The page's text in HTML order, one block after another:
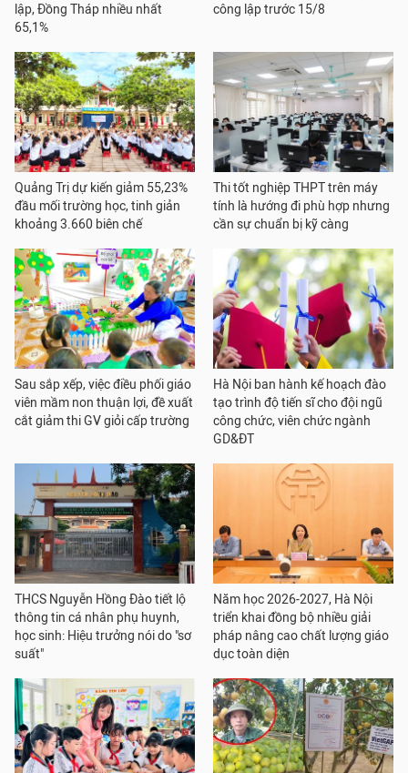
lập, Đồng Tháp nhiều nhất
65,1%
công lập trước 15/8
Quảng Trị dự kiến giảm 55,23%
đầu mối trường học, tinh giản
khoảng 3.660 biên chế
Thi tốt nghiệp THPT trên máy
tính là hướng đi phù hợp nhưng
cần sự chuẩn bị kỹ càng
Sau sắp xếp, việc điều phối giáo
viên mầm non thuận lợi, đề xuất
cắt giảm thi GV giỏi cấp trường
Hà Nội ban hành kế hoạch đào
tạo trình độ tiến sĩ cho đội ngũ
công chức, viên chức ngành
GD&ĐT
THCS Nguyễn Hồng Đào tiết lộ
thông tin cá nhân phụ huynh,
học sinh: Hiệu trưởng nói do "sơ
suất"
Năm học 2026-2027, Hà Nội
triển khai đồng bộ nhiều giải
pháp nâng cao chất lượng giáo
dục toàn diện